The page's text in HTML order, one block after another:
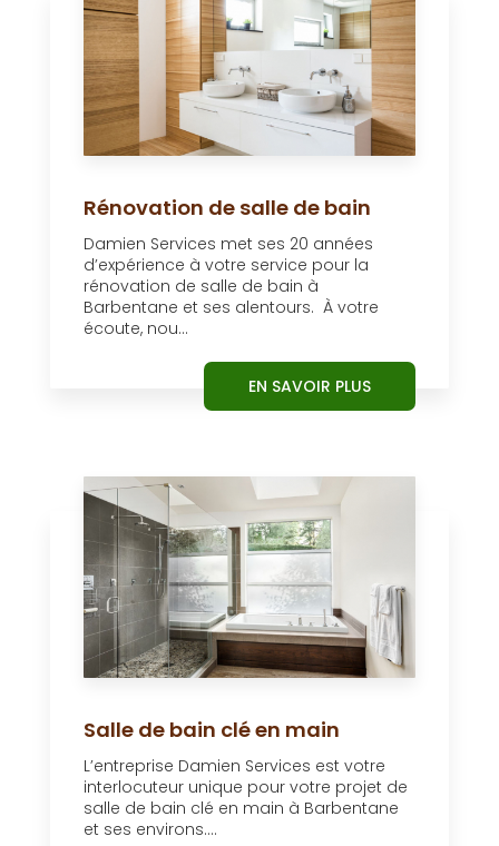
Rénovation de salle de bain
Damien Services met ses 20 années
d’expérience à votre service pour la
rénovation de salle de bain à
Barbentane et ses alentours. À votre
écoute, nou...
EN SAVOIR PLUS
Salle de bain clé en main
L’entreprise Damien Services est votre
interlocuteur unique pour votre projet de
salle de bain clé en main à Barbentane
et ses environs....